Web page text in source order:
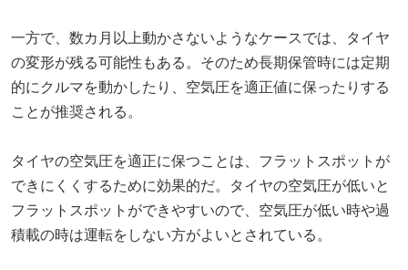
一方で、数カ月以上動かさないようなケースでは、タイヤ
の変形が残る可能性もある。そのため長期保管時には定期
的にクルマを動かしたり、空気圧を適正値に保ったりする
ことが推奨される。
タイヤの空気圧を適正に保つことは、フラットスポットが
できにくくするために効果的だ。タイヤの空気圧が低いと
フラットスポットができやすいので、空気圧が低い時や過
積載の時は運転をしない方がよいとされている。